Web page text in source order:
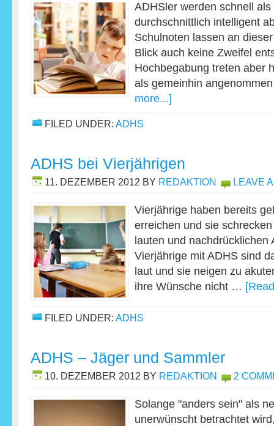
ADHSler werden schnell
durchschnittlich intelligent
Schulnoten lassen an
Blick auch keine Zweifel
Hochbegabung treten aber
als gemeinhin
more...]
FILED UNDER: ADHS
ADHS bei Vierjährigen
11. DEZEMBER 2012 BY REDAKTION LEAVE
Vierjährige haben bereits
erreichen und sie
lauten und nachdrücklichen
Vierjährige mit ADHS sind
laut und sie neigen zu
ihre Wünsche nicht …
FILED UNDER: ADHS
ADHS – Jäger und Sammler
10. DEZEMBER 2012 BY REDAKTION 2
Solange "anders sein" als
unerwünscht betrachtet